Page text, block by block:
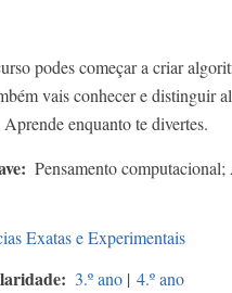
podes começar a criar
vais conhecer e distinguir
enquanto te divertes.
Pensamento
Exatas e Experimentais
3.º ano | 4.º ano